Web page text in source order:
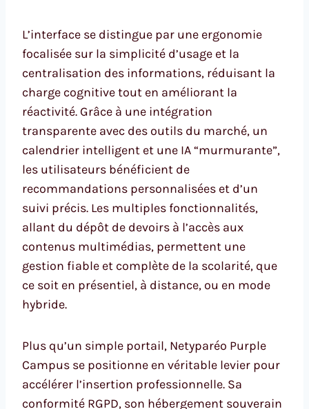
L’interface se distingue par une ergonomie
focalisée sur la simplicité d’usage et la
centralisation des informations, réduisant la
charge cognitive tout en améliorant la
réactivité. Grâce à une intégration
transparente avec des outils du marché, un
calendrier intelligent et une IA “murmurante”,
les utilisateurs bénéficient de
recommandations personnalisées et d’un
suivi précis. Les multiples fonctionnalités,
allant du dépôt de devoirs à l’accès aux
contenus multimédias, permettent une
gestion fiable et complète de la scolarité, que
ce soit en présentiel, à distance, ou en mode
hybride.
Plus qu’un simple portail, Netyparéo Purple
Campus se positionne en véritable levier pour
accélérer l’insertion professionnelle. Sa
conformité RGPD, son hébergement souverain